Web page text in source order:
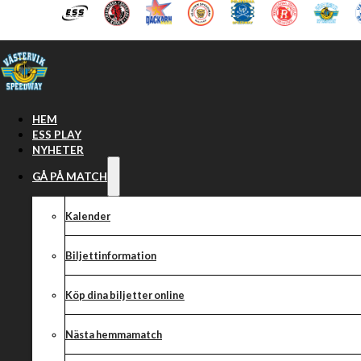
Hoppa till huvudinnehåll Hoppa till sidfot
HEM
ESS PLAY
NYHETER
GÅ PÅ MATCH
Kalender
Biljettinformation
Köp dina biljetter online
Nästa hemmamatch